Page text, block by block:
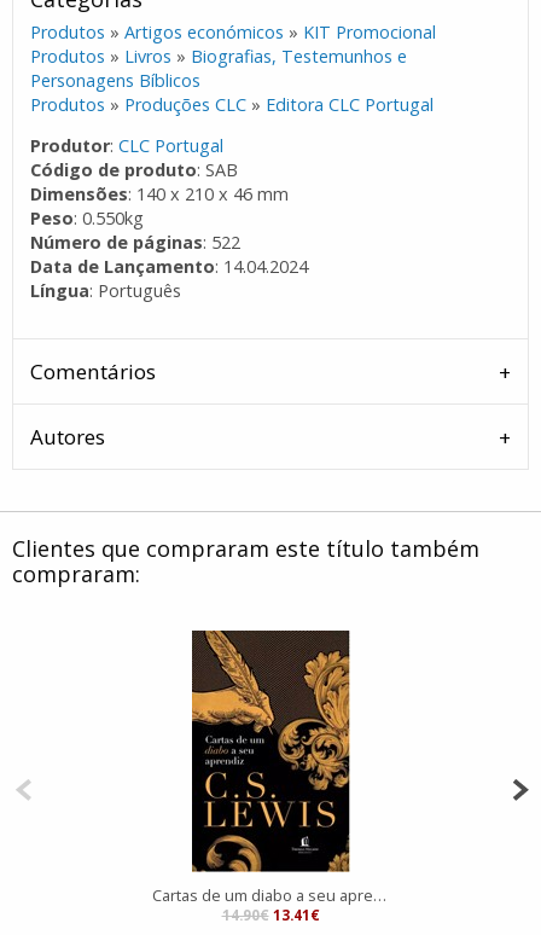
Produtos »Artigos económicos » KIT Promocional
Produtos » Livros » Biografias, Testemunhos e
Personagens Bíblicos
Produtos » Produções CLC » Editora CLC Portugal
Produtor:CLC Portugal
Código de produto: SAB
Dimensões: 140 x 210 x 46 mm
Peso: 0.550kg
Número de páginas: 522
Data de Lançamento: 14.04.2024
Língua: Português
Comentários
Autores
Clientes que compraram este título também
compraram:
Cartas de um diabo a seu aprendiz
14.90€ 13.41€